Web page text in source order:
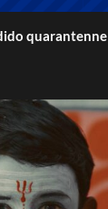
quarantenne